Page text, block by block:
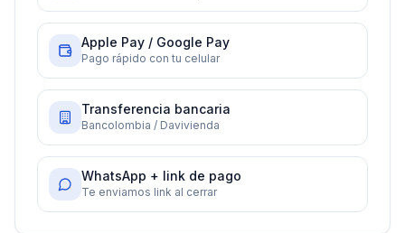
Apple Pay / Google Pay
Pago rápido con tu celular
Transferencia bancaria
Bancolombia / Davivienda
WhatsApp + link de pago
Te enviamos link al cerrar